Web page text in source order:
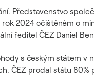
Představenstvo
2024 očištěném o
ředitel ČEZ Daniel
s českým státem v
ČEZ prodal státu